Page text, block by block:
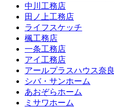
中川工務店
田ノ上工務店
ライフスケッチ
楓工務店
一条工務店
アイ工務店
アールプラスハウス奈良
シバ・サンホーム
あおぞらホーム
ミサワホーム